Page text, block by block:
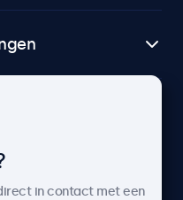
in contact met een